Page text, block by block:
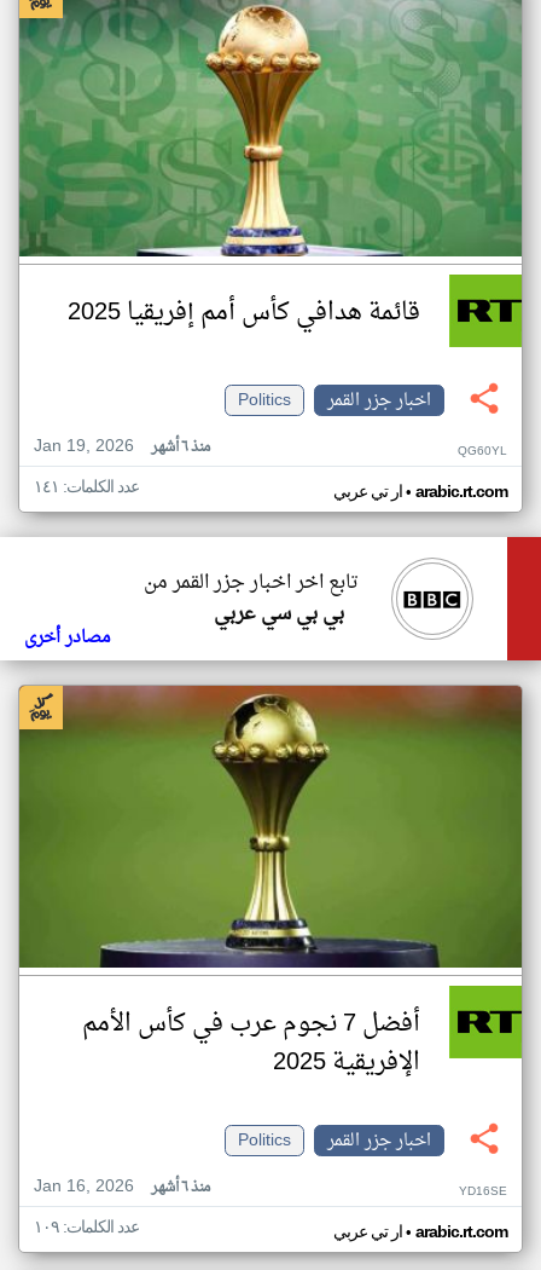
قائمة هدافي كأس أمم إفريقيا 2025
اخبار جزر القمر
Politics
Jan 19, 2026
منذ ٦ أشهر QG60YL
ار تي عربي• arabic.rt.com عدد الكلمات: ١٤١
تابع اخر اخبار جزر القمر من
بي بي سي عربي
مصادر أخرى
أفضل 7 نجوم عرب في كأس الأمم
الإفريقية 2025
اخبار جزر القمر
Politics
Jan 16, 2026
منذ ٦ أشهر YD16SE
ار تي عربي• arabic.rt.com عدد الكلمات: ١٠٩